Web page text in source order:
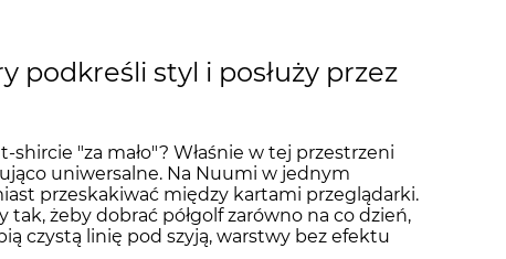
podkreśli styl i posłuży przez
"za mało"? Właśnie w tej przestrzeni
uniwersalne. Na Nuumi w jednym
przeskakiwać między kartami przeglądarki.
tak, żeby dobrać półgolf zarówno na co dzień,
czystą linię pod szyją, warstwy bez efektu